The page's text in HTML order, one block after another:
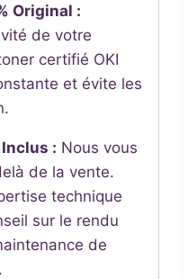
Original :
de votre
certifié OKI
et évite les
: Nous vous
de la vente.
technique
sur le rendu
de